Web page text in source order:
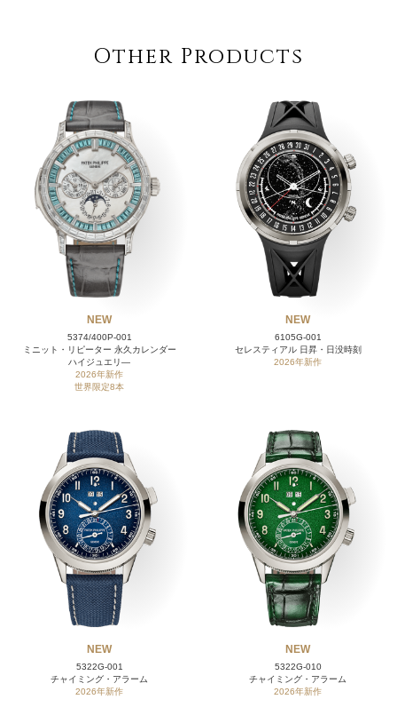
Other Products
NEW
5374/400P-001
ミニット・リピーター 永久カレンダー
ハイジュエリ―
2026年新作
世界限定8本
NEW
6105G-001
セレスティアル 日昇・日没時刻
2026年新作
NEW
5322G-001
チャイミング・アラーム
2026年新作
NEW
5322G-010
チャイミング・アラーム
2026年新作